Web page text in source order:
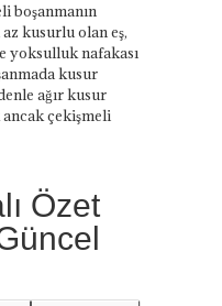
boşanmanın
kusurlu olan eş,
yoksulluk nafakası
kusur
ağır kusur
ancak çekişmeli
Özet